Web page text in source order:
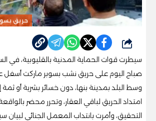
حريق
شارك
سيطرت قوات الحماية المدنية بالقليوبية، في
صباح اليوم على حريق نشب بسوبر ماركت أسفل
وسط البلد بمدينة بنها، دون خسائر بشرية أو
امتداد الحريق لباقي العقار، وتحرر محضر
التحقيق، وأمرت بانتداب المعمل الجنائي لبيان